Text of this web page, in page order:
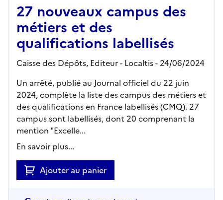
27 nouveaux campus des
métiers et des
qualifications labellisés
Caisse des Dépôts, Editeur- Localtis- 24/06/2024
Un arrêté, publié au Journal officiel du 22 juin
2024, complète la liste des campus des métiers et
des qualifications en France labellisés (CMQ). 27
campus sont labellisés, dont 20 comprenant la
mention "Excelle...
En savoir plus...
Ajouter au panier